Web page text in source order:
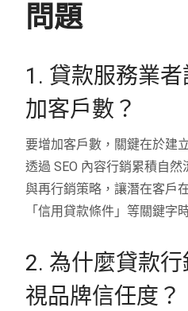
問題
1. 貸款服務業
加客戶數？
要增加客戶數，關鍵在於建
透過 SEO 內容行銷累積自
與再行銷策略，讓潛在客戶
「信用貸款條件」等關鍵字
2. 為什麼貸款
視品牌信任度？